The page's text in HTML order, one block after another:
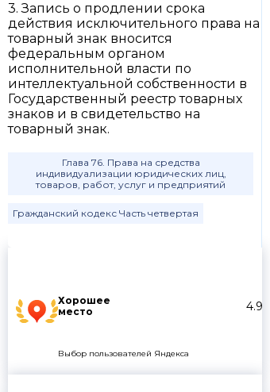
Хорошее
место
4.9
Выбор пользователей Яндекса
3. Запись о продлении срока
действия исключительного права на
товарный знак вносится
федеральным органом
исполнительной власти по
интеллектуальной собственности в
Государственный реестр товарных
знаков и в свидетельство на
товарный знак.
Глава 76. Права на средства
индивидуализации юридических лиц,
товаров, работ, услуг и предприятий
Гражданский кодекс Часть четвертая